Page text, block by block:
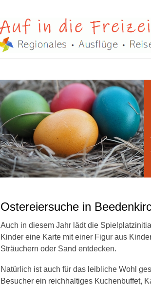
Ostereiersuche in
Auch in diesem Jahr lädt die
Kinder eine Karte mit einer Figur aus
Sträuchern oder Sand entdecken.
Natürlich ist auch für das leibliche Wohl
Besucher ein reichhaltiges Kuchenbuffet,